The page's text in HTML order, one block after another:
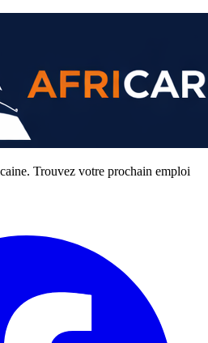
Trouvez votre prochain emploi